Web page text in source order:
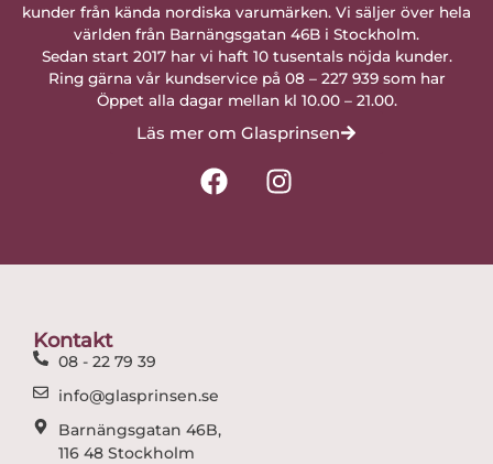
kunder från kända nordiska varumärken. Vi säljer över hela
världen från Barnängsgatan 46B i Stockholm.
Sedan start 2017 har vi haft 10 tusentals nöjda kunder.
Ring gärna vår kundservice på 08 – 227 939 som har
Öppet alla dagar mellan kl 10.00 – 21.00.
Läs mer om Glasprinsen
F
a
I
n
Kontakt
08 - 22 79 39
info@glasprinsen.se
Barnängsgatan 46B,
116 48 Stockholm